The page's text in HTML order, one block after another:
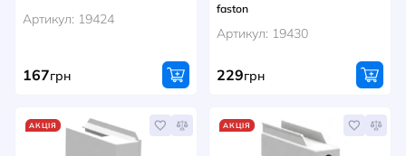
Артикул: 19424
167грн
faston
Артикул: 19430
229грн
АКЦІЯ АКЦІЯ